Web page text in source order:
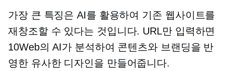
가장 큰 특징은 AI를 활용하여 기존 웹사이트를
재창조할 수 있다는 것입니다. URL만 입력하면
10Web의 AI가 분석하여 콘텐츠와 브랜딩을 반
영한 유사한 디자인을 만들어줍니다.